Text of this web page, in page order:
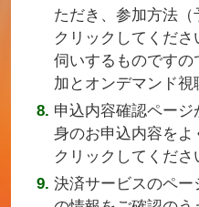
ただき、参加方法
クリックしてくだ
伺いするものです
加とオンデマンド視
申込内容確認ペー
身のお申込内容を
クリックしてくださ
決済サービスのペ